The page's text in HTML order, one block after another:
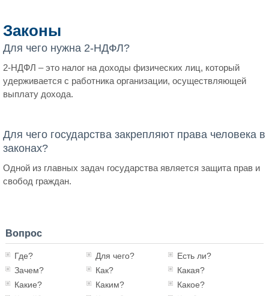
Законы
Для чего нужна 2-НДФЛ?
2-НДФЛ – это налог на доходы физических лиц, который
удерживается с работника организации, осуществляющей
выплату дохода.
Для чего государства закрепляют права человека в
законах?
Одной из главных задач государства является защита прав и
свобод граждан.
Вопрос
Где? Для чего?
Есть ли?
Зачем?
Как?
Какая?
Какие?
Каким?
Какое?